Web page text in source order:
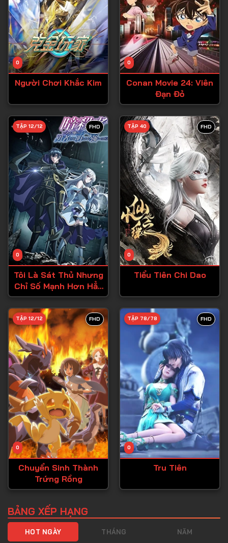
Tập 22
Tập 23
Tập 24
Tập 25
Tập 26
Tập 29
Tập 30
Tập 32
Tập 33
Tập 34
Tập 35
Tập 36
Tập 37
Tập 38
Tập 39
Tập 40
Tập 41
Tập 42
Tập 43
Tập 44
Tập 45
Tập 46
Tập 47
Tập 49
0
Người Chơi Khắc Kim
0
Conan Movie 24: Viên
Đạn Đỏ
FHD
0
TẬP 12/12
Tôi Là Sát Thủ Nhưng
Chỉ Số Mạnh Hơn Hẳn
Dũng Sĩ
FHD
0
TẬP 40
Tiểu Tiên Chi Dao
FHD
0
TẬP 12/12
Chuyển Sinh Thành
Trứng Rồng
FHD
0
TẬP 78/78
Tru Tiên
BẢNG XẾP HẠNG
HOT NGÀY THÁNG NĂM